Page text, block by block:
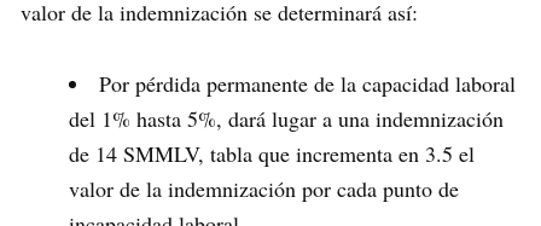
valor de la indemnización se determinará así:
Por pérdida permanente de la capacidad laboral
del 1% hasta 5%, dará lugar a una indemnización
de 14 SMMLV, tabla que incrementa en 3.5 el
valor de la indemnización por cada punto de